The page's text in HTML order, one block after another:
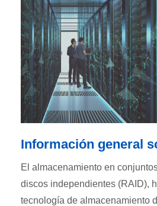
Información general
El almacenamiento en
discos independientes (RAID),
tecnología de almacenamiento